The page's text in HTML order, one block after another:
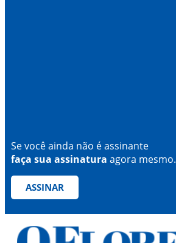
Se você ainda não é assinante
faça sua assinatura agora mesmo.
ASSINAR